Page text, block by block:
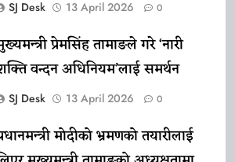
SJ Desk 13 April 2026 0
प्रेमसिंह तामाङले गरे ‘नारी
वन्दन अधिनियम’लाई समर्थन
SJ Desk 13 April 2026 0
मोदीको भ्रमणको तयारीलाई